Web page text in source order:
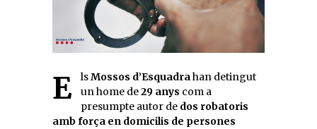
ElsMossos d’Esquadrahan detingut
un home de29 anys com a
presumpte autor de dos robatoris
amb força en domicilis de persones